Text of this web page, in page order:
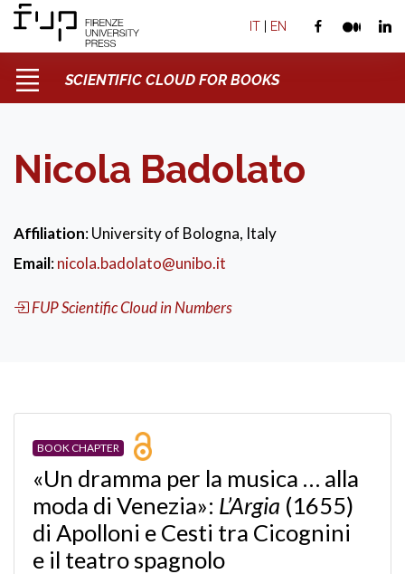
IT | EN
SCIENTIFIC CLOUD FOR BOOKS
Nicola Badolato
Affiliation: University of Bologna, Italy
Email:nicola.badolato@unibo.it
FUP Scientific Cloud in Numbers
BOOK CHAPTER
«Un dramma per la musica … alla
moda di Venezia»: L’Argia (1655)
di Apolloni e Cesti tra Cicognini
e il teatro spagnolo